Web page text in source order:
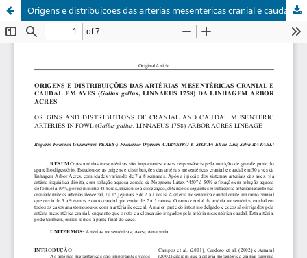
Origens e distribuicoes das arterias mesentericas cranial e caudal em aves ( Gallus gallus, Linnaeus 1758 ) da linhagem Arbor Acres